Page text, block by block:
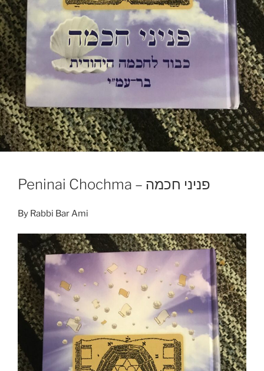
Peninai Chochma – פניני חכמה
By Rabbi Bar Ami